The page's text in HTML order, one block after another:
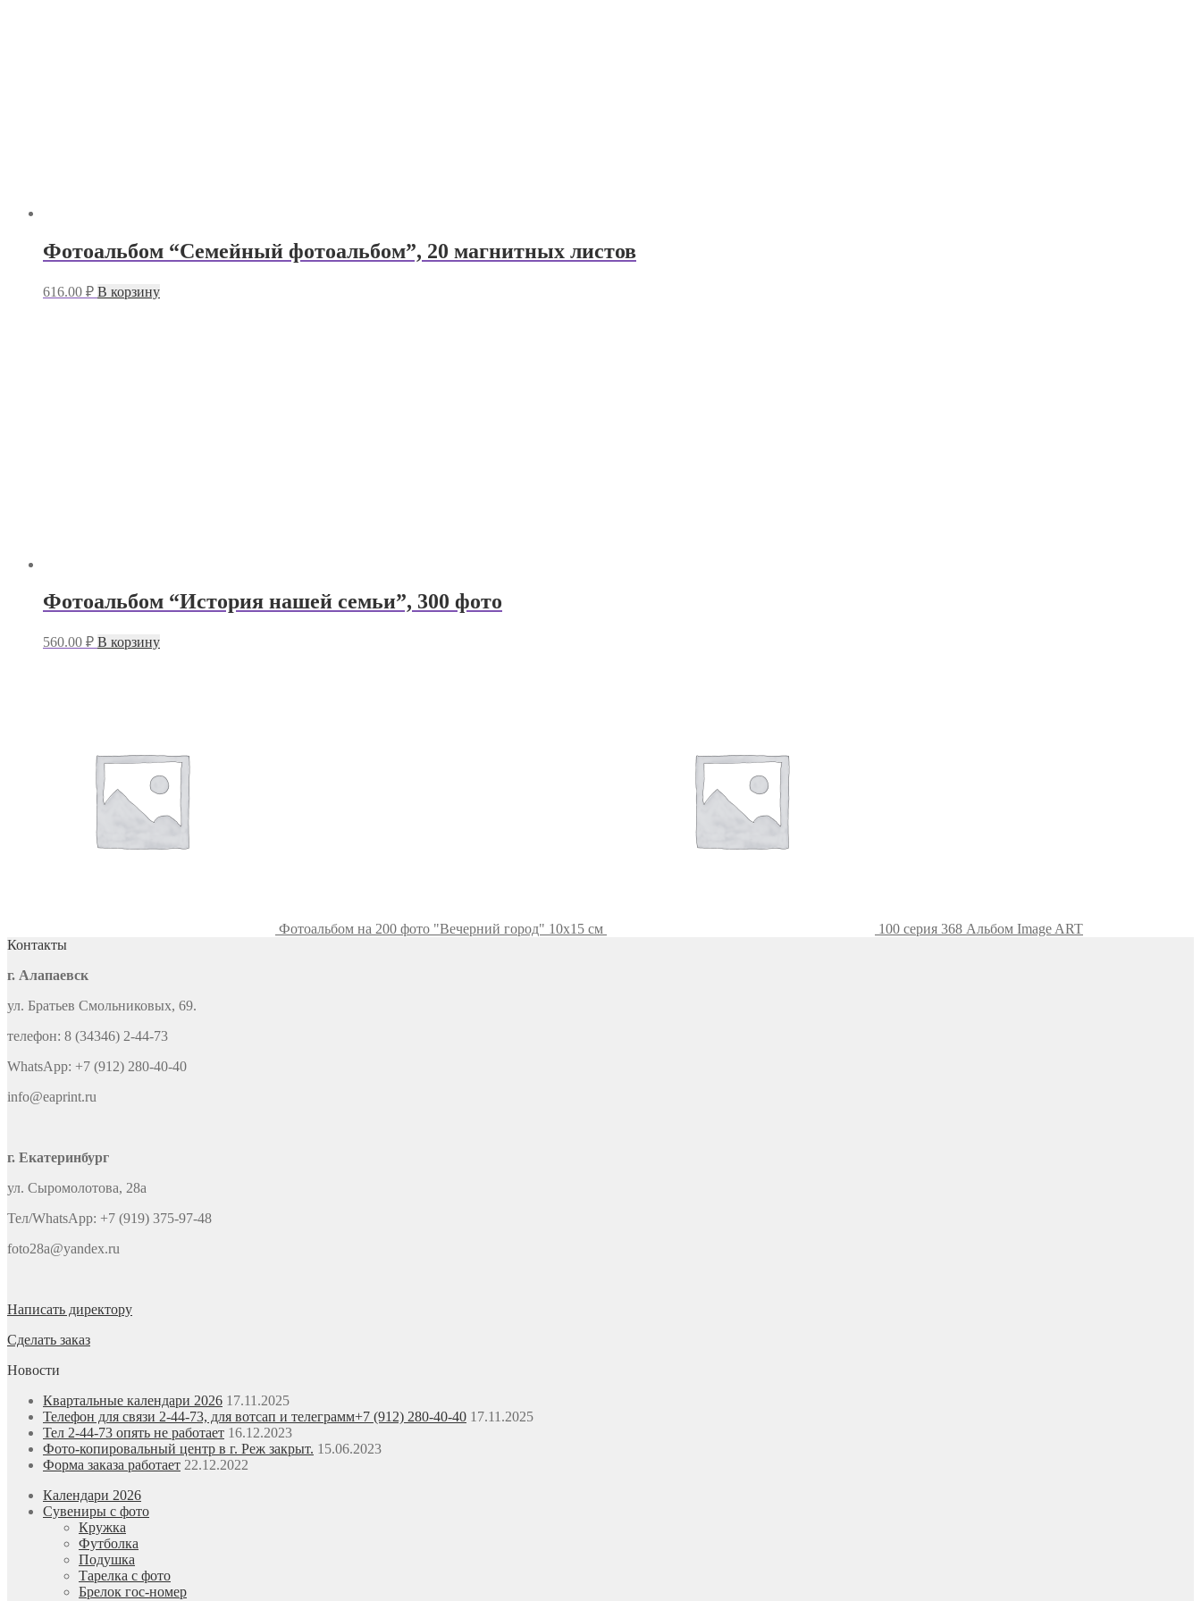
Фотоальбом “Семейный фотоальбом”, 20 магнитных листов
616.00 ₽ В корзину
Фотоальбом “История нашей семьи”, 300 фото
560.00 ₽ В корзину
Фотоальбом на 200 фото "Вечерний город" 10х15 см
100 серия 368 Альбом Image ART
Контакты
г. Алапаевск
ул. Братьев Смольниковых, 69.
телефон: 8 (34346) 2-44-73
WhatsApp: +7 (912) 280-40-40
info@eaprint.ru
г. Екатеринбург
ул. Сыромолотова, 28а
Тел/WhatsApp: +7 (919) 375-97-48
foto28a@yandex.ru
Написать директору
Сделать заказ
Новости
Квартальные календари 2026 17.11.2025
Телефон для связи 2-44-73, для вотсап и телеграмм+7 (912) 280-40-40 17.11.2025
Тел 2-44-73 опять не работает 16.12.2023
Фото-копировальный центр в г. Реж закрыт. 15.06.2023
Форма заказа работает 22.12.2022
Календари 2026
Сувениры с фото
Кружка
Футболка
Подушка
Тарелка с фото
Брелок гос-номер